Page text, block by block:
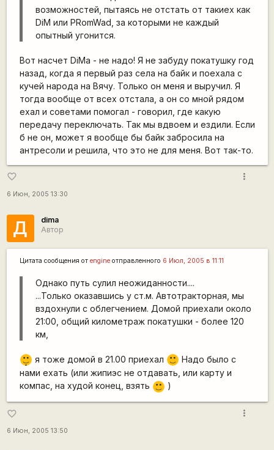
возможностей, пытаясь не отстать от такиех как
DiM или PRomWad, за которыми не каждый
опытный угонится.
Вот насчет DiMа - не надо! Я не забуду покатушку год
назад, когда я первый раз села на байк и поехала с
кучей народа на Вячу. Только он меня и выручил. Я
тогда вообще от всех отстала, а он со мной рядом
ехал и советами помогал - говорил, где какую
передачу переключать. Так мы вдвоем и ездили. Если
б не он, может я вообще бы байк забросила на
антресоли и решила, что это не для меня. Вот так-то.
favorite_border
6 Июн, 2005 13:30
more_vert
Д
dima
Автор
Цитата сообщения от engineотправленного 6 Июл, 2005 в 11:11
Однако путь сулил неожиданности....
...Только оказавшись у ст.м. Автотракторная, мы
вздохнули с облегчением. Домой приехали около
21:00, общий километраж покатушки - более 120
км,
|-)
_)
я тоже домой в 21.00 приехал :)
Надо было с
нами ехать (или жипиэс не отдавать, или карту и
компас, на худой конец, взять
:) )
favorite_border
6 Июн, 2005 13:50
more_vert